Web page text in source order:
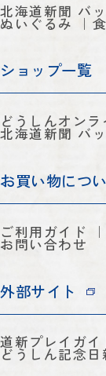
北海道新聞 バ
ぬいぐるみ
ショップ一覧
どうしんオン
北海道新聞 バ
お買い物につ
ご利用ガイド
お問い合わせ
外部サイト
道新プレイガイ
どうしん記念日